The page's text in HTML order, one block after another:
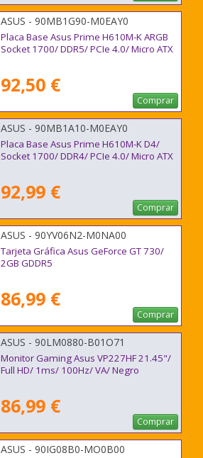
ASUS - 90MB1G90-M0EAY0
Placa Base Asus Prime H610M-K ARGB
Socket 1700/ DDR5/ PCIe 4.0/ Micro ATX
92,50 €
Comprar
ASUS - 90MB1A10-M0EAY0
Placa Base Asus Prime H610M-K D4/
Socket 1700/ DDR4/ PCIe 4.0/ Micro ATX
92,99 €
Comprar
ASUS - 90YV06N2-M0NA00
Tarjeta Gráfica Asus GeForce GT 730/
2GB GDDR5
86,99 €
Comprar
ASUS - 90LM0880-B01O71
Monitor Gaming Asus VP227HF 21.45"/
Full HD/ 1ms/ 100Hz/ VA/ Negro
86,99 €
Comprar
ASUS - 90IG08B0-MO0B00